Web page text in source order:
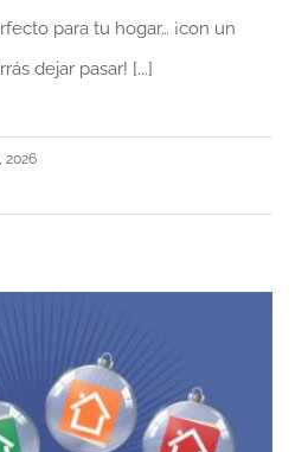
para tu hogar… ¡con un
dejar pasar! [...]
2026